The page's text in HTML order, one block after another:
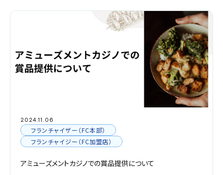
2024.11.06
フランチャイザー（FC本部）
フランチャイジー（FC加盟店）
アミューズメントカジノでの賞品提供について